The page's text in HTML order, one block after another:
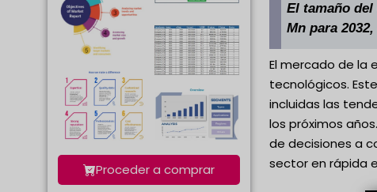
Proceder a comprar
El tamaño del
Mn para
El mercado de la
tecnológicos.
incluidas las
los próximos
de decisiones a
sector en rápida